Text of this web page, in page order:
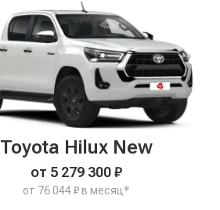
Toyota Hilux New
от 5 279 300 ₽
от 76 044 ₽ в месяц*